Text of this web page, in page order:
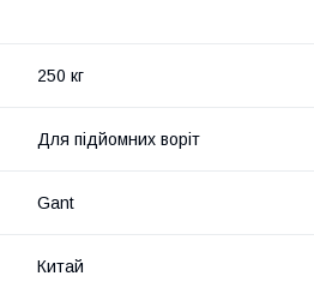
250 кг
Для підйомних воріт
Gant
Китай